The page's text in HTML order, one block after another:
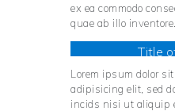
ex ea commodo
quae ab illo inventore.
Title
Lorem ipsum dolor
adipisicing elit, sed
incids nisi ut aliquip